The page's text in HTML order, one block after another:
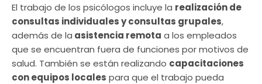
El trabajo de los psicólogos incluye la realización de
consultas individuales y consultas grupales,
además de la asistencia remota a los empleados
que se encuentran fuera de funciones por motivos de
salud. También se están realizando capacitaciones
con equipos locales para que el trabajo pueda